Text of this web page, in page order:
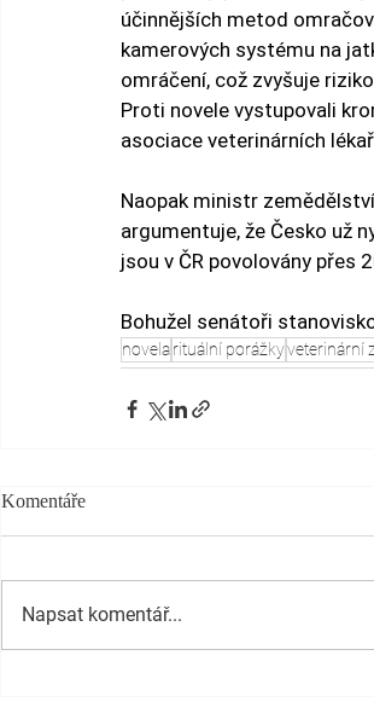
účinnějších metod
kamerových systému na
omráčení, což zvyšuje
Proti novele vystupovali
asociace veterinárních
Naopak ministr
argumentuje, že Česko už
jsou v ČR povolovány přes
Bohužel senátoři
novelarituální porážkyveterinární
Komentáře
Napsat komentář...